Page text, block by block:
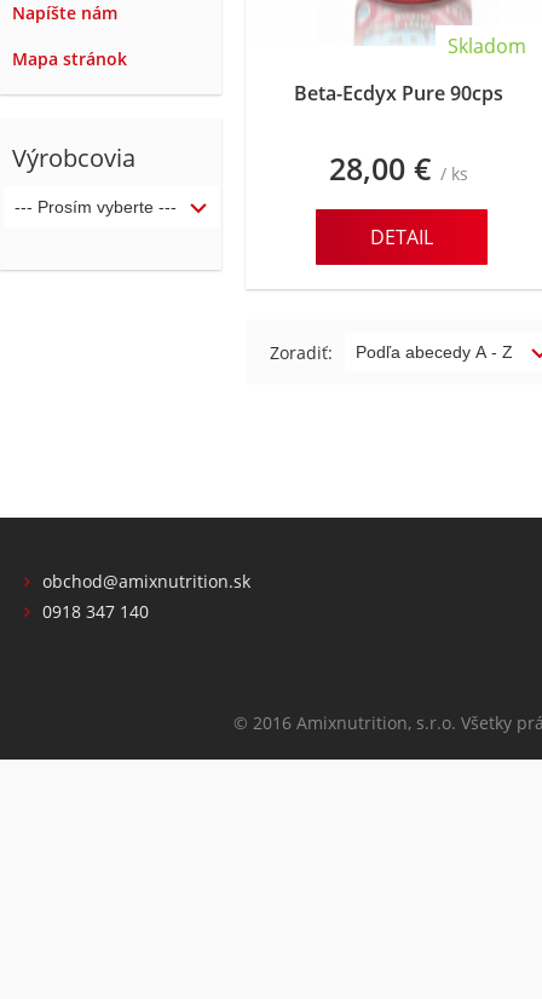
Napíšte nám
Mapa stránok
Výrobcovia
Beta-Ecdyx Pure 90cps
28,00 € / ks
Skladom
DETAIL
Zoradiť:
obchod@amixnutrition.sk
0918 347 140
© 2016 Amixnutrition, s.r.o. Všetky